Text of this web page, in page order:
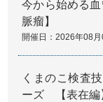
今から始める
脈瘤】
開催日：2026年08
くまのこ検査
ーズ 【表在編